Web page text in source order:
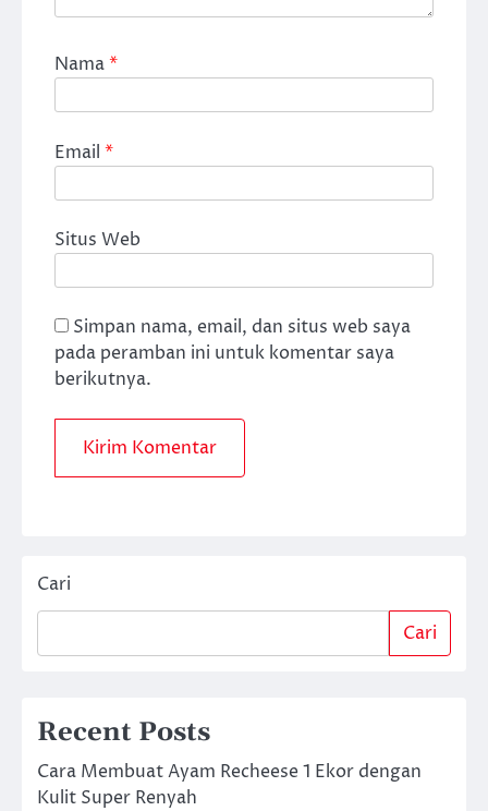
Nama*
Email *
Situs Web
Simpan nama, email, dan situs web saya
pada peramban ini untuk komentar saya
berikutnya.
Cari
Cari
Recent Posts
Cara Membuat Ayam Recheese 1 Ekor dengan
Kulit Super Renyah